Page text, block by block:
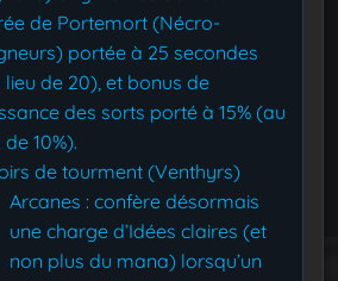
de Portemort (Nécro-
portée à 25 secondes
lieu de 20), et bonus de
des sorts porté à 15% (au
de 10%).
de tourment (Venthyrs)
Arcanes : confère désormais
une charge d’Idées claires (et
non plus du mana) lorsqu’un